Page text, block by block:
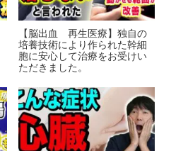
【脳出血 再生医療】独自の
培養技術により作られた幹細
胞に安心して治療をお受けい
ただきました。